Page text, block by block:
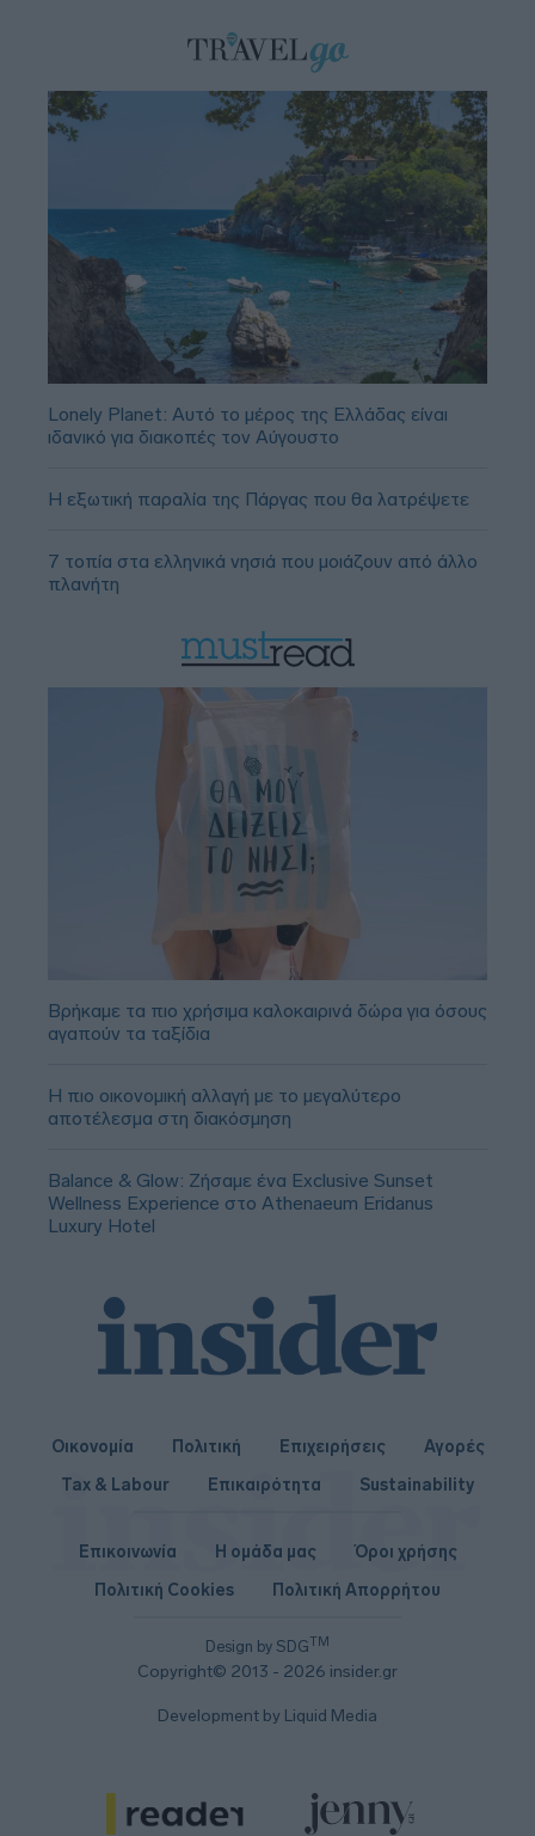
Lonely Planet: Αυτό το μέρος της Ελλάδας είναι
ιδανικό για διακοπές τον Αύγουστο
Η εξωτική παραλία της Πάργας που θα λατρέψετε
7 τοπία στα ελληνικά νησιά που μοιάζουν από άλλο
πλανήτη
Βρήκαμε τα πιο χρήσιμα καλοκαιρινά δώρα για όσους
αγαπούν τα ταξίδια
Η πιο οικονομική αλλαγή με το μεγαλύτερο
αποτέλεσμα στη διακόσμηση
Balance & Glow: Ζήσαμε ένα Exclusive Sunset
Wellness Experience στο Athenaeum Eridanus
Luxury Hotel
Οικονομία Πολιτική Επιχειρήσεις
Αγορές
Tax & Labour
Επικαιρότητα Sustainability
Design by SDGTM
Copyright© 2013 - 2026 insider.gr
Επικοινωνία Η ομάδα μας
Όροι χρήσης
Πολιτική Cookies
Πολιτική Απορρήτου
Development by Liquid Media